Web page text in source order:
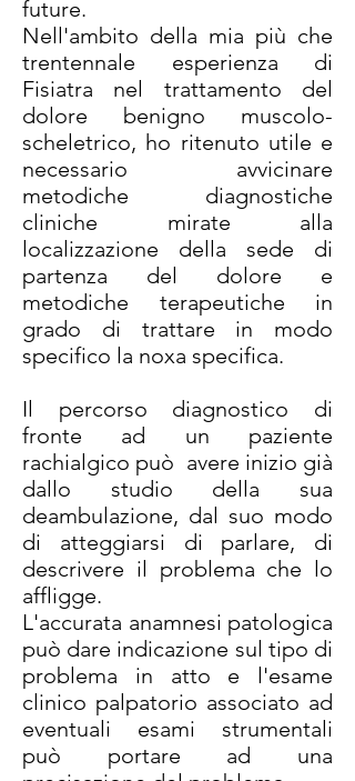
future.
Nell'ambito della mia più che
trentennale esperienza di
Fisiatra nel trattamento del
dolore benigno muscolo-
scheletrico, ho ritenuto utile e
necessario avvicinare
metodiche diagnostiche
cliniche mirate alla
localizzazione della sede di
partenza del dolore e
metodiche terapeutiche in
grado di trattare in modo
specifico la noxa specifica.
Il percorso diagnostico di
fronte ad un paziente
rachialgico può avere inizio già
dallo studio della sua
deambulazione, dal suo modo
di atteggiarsi di parlare, di
descrivere il problema che lo
affligge.
L'accurata anamnesi patologica
può dare indicazione sul tipo di
problema in atto e l'esame
clinico palpatorio associato ad
eventuali esami strumentali
può portare ad una